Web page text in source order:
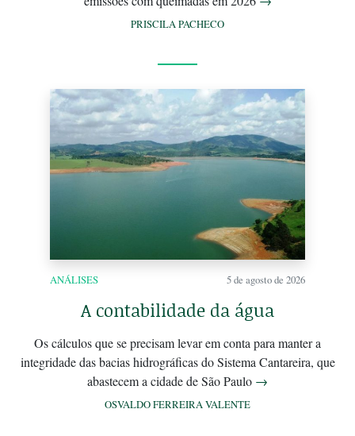
PRISCILA PACHECO
ANÁLISES 5 de agosto de 2026
A contabilidade da água
Os cálculos que se precisam levar em conta para manter a
integridade das bacias hidrográficas do Sistema Cantareira, que
abastecem a cidade de São Paulo →
OSVALDO FERREIRA VALENTE